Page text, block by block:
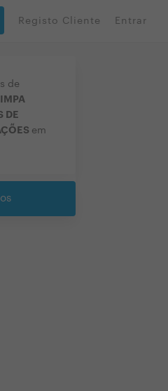
Registo Cliente Entrar
de
DE
em